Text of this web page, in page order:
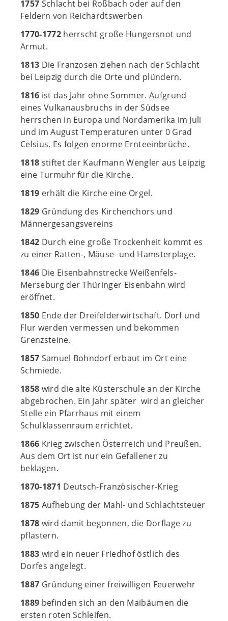
1757 Schlacht bei Roßbach oder auf den
Feldern von Reichardtswerben
1770-1772herrscht große Hungersnot und
Armut.
1813 Die Franzosen ziehen nach der Schlacht
bei Leipzig durch die Orte und plündern.
1816 ist das Jahr ohne Sommer. Aufgrund
eines Vulkanausbruchs in der Südsee
herrschen in Europa und Nordamerika im Juli
und im August Temperaturen unter 0 Grad
Celsius. Es folgen enorme Ernteeinbrüche.
1818 stiftet der Kaufmann Wengler aus Leipzig
eine Turmuhr für die Kirche.
1819 erhält die Kirche eine Orgel.
1829 Gründung des Kirchenchors und
Männergesangsvereins
1842 Durch eine große Trockenheit kommt es
zu einer Ratten-, Mäuse- und Hamsterplage.
1846 Die Eisenbahnstrecke Weißenfels-
Merseburg der Thüringer Eisenbahn wird
eröffnet.
1850 Ende der Dreifelderwirtschaft. Dorf und
Flur werden vermessen und bekommen
Grenzsteine.
1857 Samuel Bohndorf erbaut im Ort eine
Schmiede.
1858 wird die alte Küsterschule an der Kirche
abgebrochen. Ein Jahr später wird an gleicher
Stelle ein Pfarrhaus mit einem
Schulklassenraum errichtet.
1866 Krieg zwischen Österreich und Preußen.
Aus dem Ort ist nur ein Gefallener zu
beklagen.
1870-1871 Deutsch-Französischer-Krieg
1875 Aufhebung der Mahl- und Schlachtsteuer
1878 wird damit begonnen, die Dorflage zu
pflastern.
1883 wird ein neuer Friedhof östlich des
Dorfes angelegt.
1887 Gründung einer freiwilligen Feuerwehr
1889 befinden sich an den Maibäumen die
ersten roten Schleifen.